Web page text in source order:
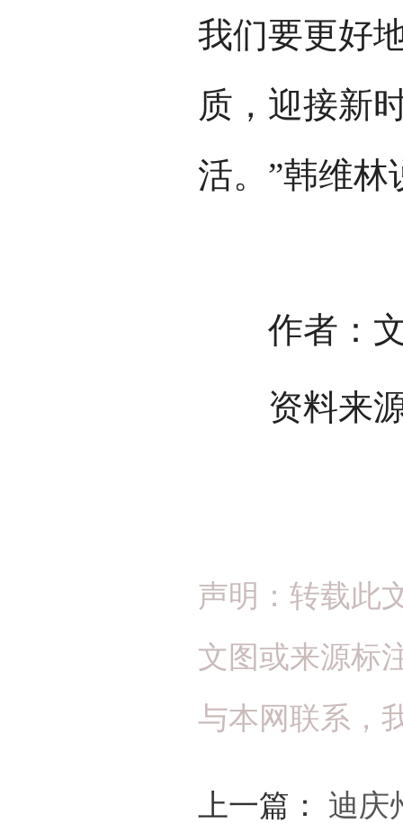
我们要更好
质，迎接新
活。”韩维林
作者：文
资料来源
声明：转载此
文图或来源标
与本网联系，
上一篇： 迪庆